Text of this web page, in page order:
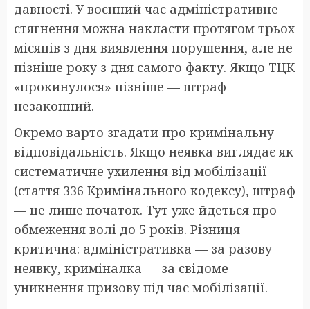
давності. У воєнний час адміністративне
стягнення можна накласти протягом трьох
місяців з дня виявлення порушення, але не
пізніше року з дня самого факту. Якщо ТЦК
«прокинулося» пізніше — штраф
незаконний.
Окремо варто згадати про кримінальну
відповідальність. Якщо неявка виглядає як
систематичне ухилення від мобілізації
(стаття 336 Кримінального кодексу), штраф
— це лише початок. Тут уже йдеться про
обмеження волі до 5 років. Різниця
критична: адміністративка — за разову
неявку, криміналка — за свідоме
уникнення призову під час мобілізації.